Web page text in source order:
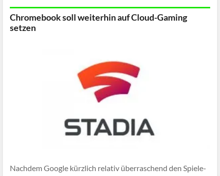
Chromebook soll weiterhin auf Cloud-Gaming
setzen
Nachdem Google kürzlich relativ überraschend den Spiele-